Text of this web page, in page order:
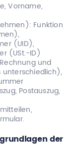
Vorname,
Funktion
(UID),
(USt.-ID)
und
unterschiedlich),
Postauszug,
der